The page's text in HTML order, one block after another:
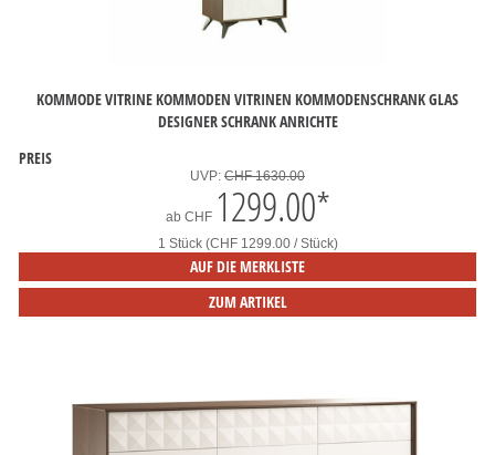
KOMMODE VITRINE KOMMODEN VITRINEN KOMMODENSCHRANK GLAS
DESIGNER SCHRANK ANRICHTE
PREIS
UVP: CHF 1630.00
ab CHF 1299.00*
1 Stück (CHF 1299.00 / Stück)
AUF DIE MERKLISTE
ZUM ARTIKEL